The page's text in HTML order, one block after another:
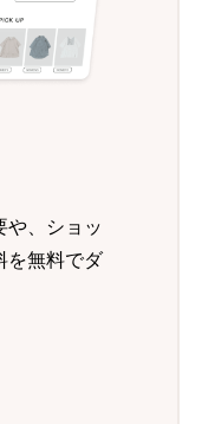
や、ショッ
を無料でダ